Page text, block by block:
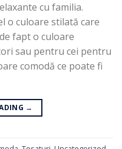
cu familia.
o culoare stilată care
fapt o culoare
sau pentru cei pentru
comodă ce poate fi
→